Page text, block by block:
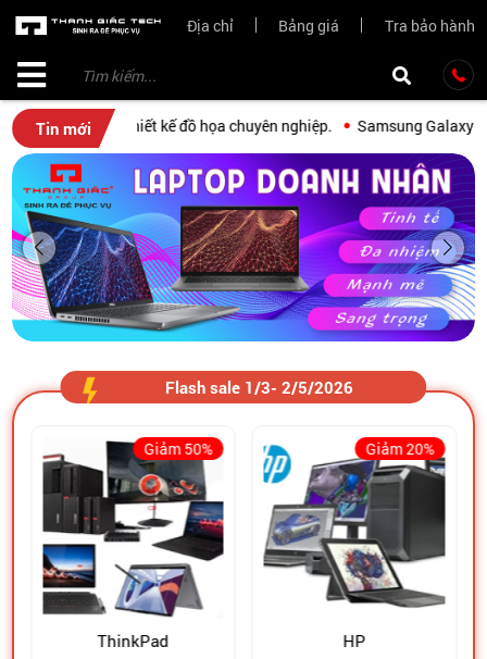
Địa chỉ Bảng giá Tra bảo hành
Tin mới
Precision thiết kế đồ họa chuyên nghiệp. Samsung Galaxy Book,
Flash sale 1/3- 2/5/2026
Giảm 50%
ThinkPad
Giảm 20%
HP